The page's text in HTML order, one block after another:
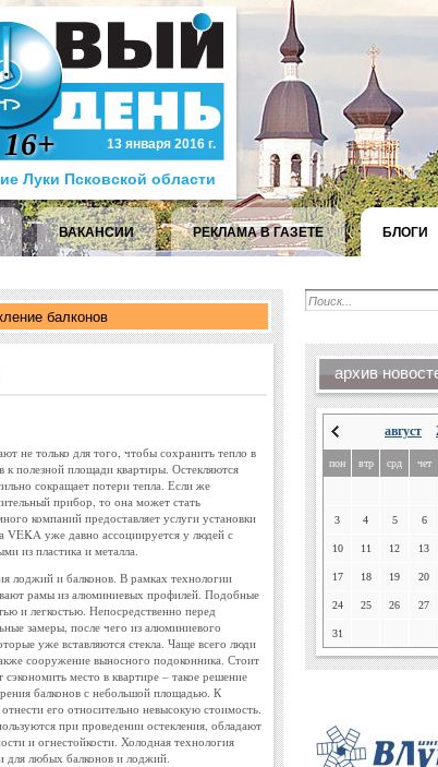
16+ 13 января 2016 г.
Луки Псковской области
ВАКАНСИИ РЕКЛАМА В ГАЗЕТЕ БЛОГИ
балконов
не только для того, чтобы сохранить тепло в
к полезной площади квартиры. Остекляются
сокращает потери тепла. Если же
прибор, то она может стать
компаний предоставляет услуги установки
VEKA уже давно ассоциируется у людей с
из пластика и металла.
лоджий и балконов. В рамках технологии
рамы из алюминиевых профилей. Подобные
и легкостью. Непосредственно перед
замеры, после чего из алюминиевого
уже вставляются стекла. Чаще всего люди
сооружение выносного подоконника. Стоит
место в квартире – такое решение
балконов с небольшой площадью. К
его относительно невысокую стоимость.
при проведении остекления, обладают
и огнестойкости. Холодная технология
для любых балконов и лоджий.
архив
август
пон втр срд чет
3 4 5 6
10 11 12 13
17 18 19 20
24 25 26 27
31